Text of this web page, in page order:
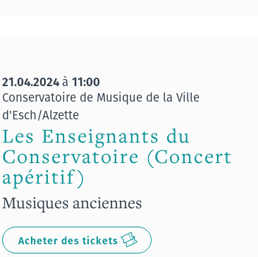
21.04.2024à 11:00
Conservatoire de Musique de la Ville
d'Esch/Alzette
Les Enseignants du
Conservatoire (Concert
apéritif)
Musiques anciennes
Acheter des tickets